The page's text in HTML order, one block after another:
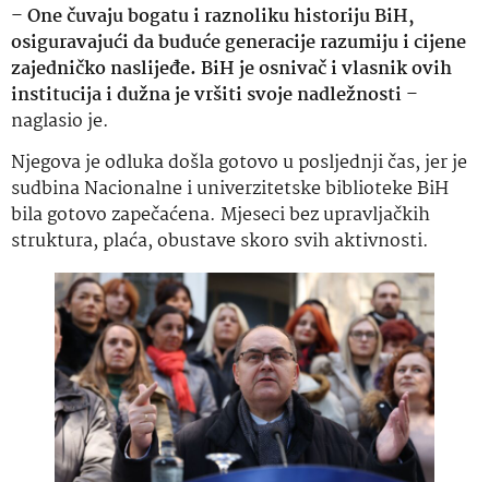
–One čuvaju bogatu i raznoliku historiju BiH,
osiguravajući da buduće generacije razumiju i cijene
zajedničko naslijeđe. BiH je osnivač i vlasnik ovih
institucija i dužna je vršiti svoje nadležnosti–
naglasio je.
Njegova je odluka došla gotovo u posljednji čas, jer je
sudbina Nacionalne i univerzitetske biblioteke BiH
bila gotovo zapečaćena. Mjeseci bez upravljačkih
struktura, plaća, obustave skoro svih aktivnosti.